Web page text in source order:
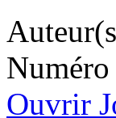
Ouvrir